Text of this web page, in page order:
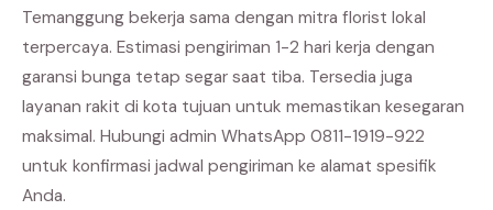
Temanggung bekerja sama dengan mitra florist lokal
terpercaya. Estimasi pengiriman 1-2 hari kerja dengan
garansi bunga tetap segar saat tiba. Tersedia juga
layanan rakit di kota tujuan untuk memastikan kesegaran
maksimal. Hubungi admin WhatsApp 0811-1919-922
untuk konfirmasi jadwal pengiriman ke alamat spesifik
Anda.